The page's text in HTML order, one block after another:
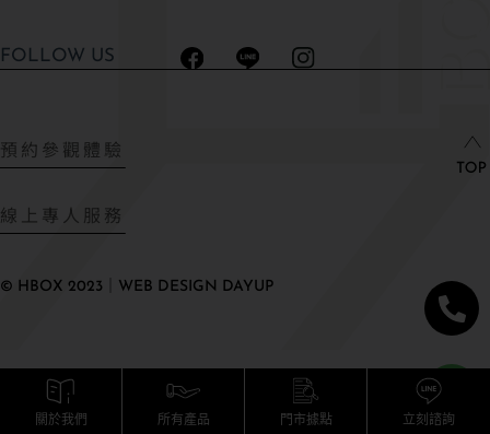
FOLLOW US
預約參觀體驗
線上專人服務
© HBOX 2023｜WEB DESIGN DAYUP
關於我們 所有產品 門市據點 立刻諮詢